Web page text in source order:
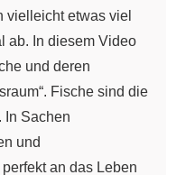
vielleicht etwas viel
ab. In diesem Video
und deren
Fische sind die
In Sachen
und
an das Leben